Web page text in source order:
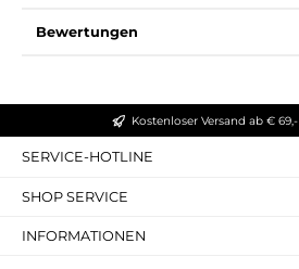
Bewertungen
Kostenloser Versand ab €
SERVICE-HOTLINE
SHOP SERVICE
INFORMATIONEN